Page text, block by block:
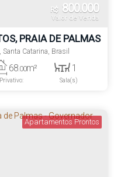
R$ 800.000
Valor de Venda
PRAIA DE PALMAS
, Santa Catarina, Brasil
Privativo:
68 .00m² 1
Sala(s)
Apartamentos Prontos